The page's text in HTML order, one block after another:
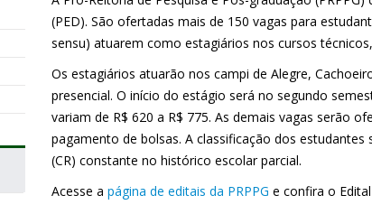
(PED). São ofertadas mais de 150 vagas para
sensu) atuarem como estagiários nos cursos
Os estagiários atuarão nos campi de Alegre,
presencial. O início do estágio será no segundo
variam de R$ 620 a R$ 775. As demais vagas serão
pagamento de bolsas. A classificação dos
(CR) constante no histórico escolar parcial.
Acesse a página de editais da PRPPG e confira o